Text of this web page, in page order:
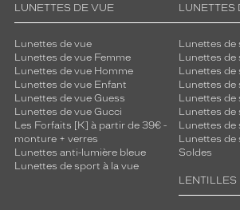
LUNETTES DE VUE
Lunettes de vue
Lunettes de vue Femme
Lunettes de vue Homme
Lunettes de vue Enfant
Lunettes de vue Guess
Lunettes de vue Gucci
Les Forfaits [K] à partir de 39€ -
monture + verres
Lunettes anti-lumière bleue
Lunettes de sport à la vue
LUNETTES
Lunettes de
Lunettes de
Lunettes de
Lunettes de
Lunettes de
Lunettes de
Lunettes de
Lunettes de
Soldes
LENTILLES